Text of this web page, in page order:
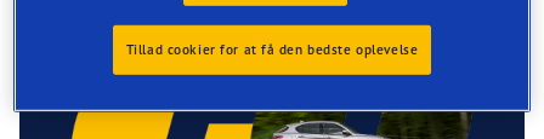
Tillad cookier for at få den bedste oplevelse